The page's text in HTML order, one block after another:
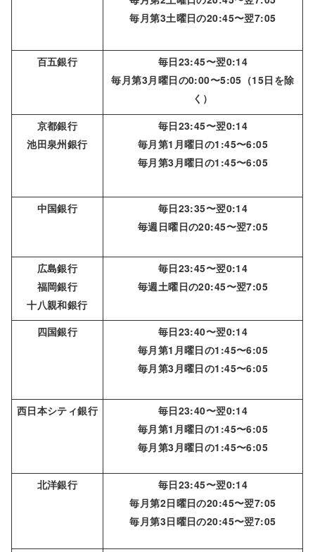
毎月第3土曜日の20:45〜翌7:05
百五銀行
毎日23:45〜翌0:14
毎月第3月曜日の0:00〜5:05（15日を除
く）
京都銀行
池田泉州銀行
毎日23:45〜翌0:14
毎月第1月曜日の1:45〜6:05
毎月第3月曜日の1:45〜6:05
中国銀行
毎日23:35〜翌0:14
毎週日曜日の20:45〜翌7:05
広島銀行
福岡銀行
十八親和銀行
毎日23:45〜翌0:14
毎週土曜日の20:45〜翌7:05
四国銀行
毎日23:40〜翌0:14
毎月第1月曜日の1:45〜6:05
毎月第3月曜日の1:45〜6:05
西日本シティ銀行
毎日23:40〜翌0:14
毎月第1月曜日の1:45〜6:05
毎月第3月曜日の1:45〜6:05
北洋銀行
毎日23:45〜翌0:14
毎月第2日曜日の20:45〜翌7:05
毎月第3日曜日の20:45〜翌7:05